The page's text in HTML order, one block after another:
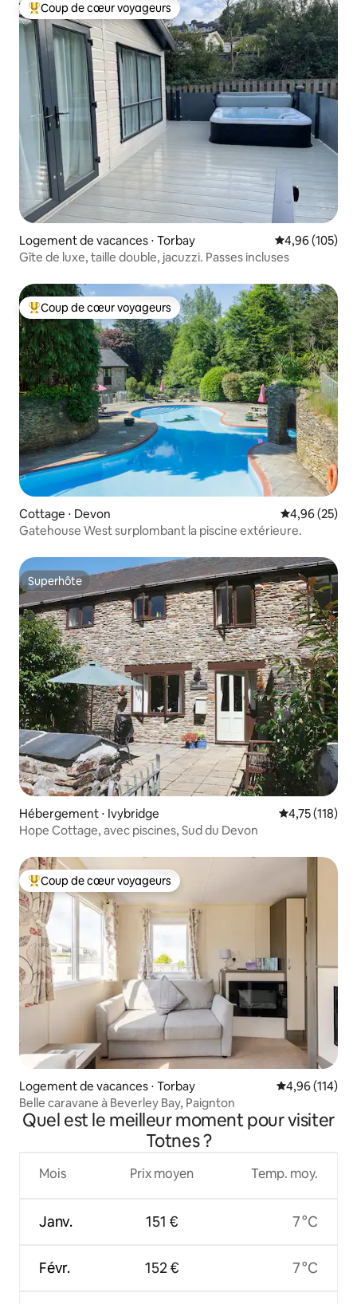
Coups de cœur voyageurs les plus appréciés
Coup de cœur voyageurs
Logement de vacances ⋅ Torbay Évaluation
4,96 (105)
Gîte de luxe, taille double, jacuzzi. Passes incluses
Coups de cœur voyageurs les plus appréciés
Coup de cœur voyageurs
Cottage ⋅ Devon Évaluation
4,96 (25)
Gatehouse West surplombant la piscine extérieure.
Superhôte
Superhôte
Hébergement ⋅ Ivybridge Évaluation
4,75 (118)
Hope Cottage, avec piscines, Sud du Devon
Coups de cœur voyageurs les plus appréciés
Coup de cœur voyageurs
Logement de vacances ⋅ Torbay Évaluation
4,96 (114)
Belle caravane à Beverley Bay, Paignton
Quel est le meilleur moment pour visiter
Totnes ?
Mois
Janv.
Févr.
Prix moyen
151 €
152 €
Temp. moy.
7 °C
7 °C